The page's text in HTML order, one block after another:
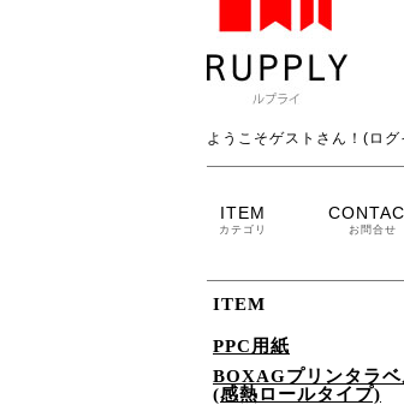
ようこそゲストさん！(ロ
ITEM
カテゴリ お問合せ
ITEM
PPC用紙
BOXAGプリンタラ
(感熱ロールタイプ)